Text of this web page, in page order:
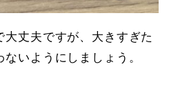
丈夫ですが、大きすぎた
いようにしましょう。